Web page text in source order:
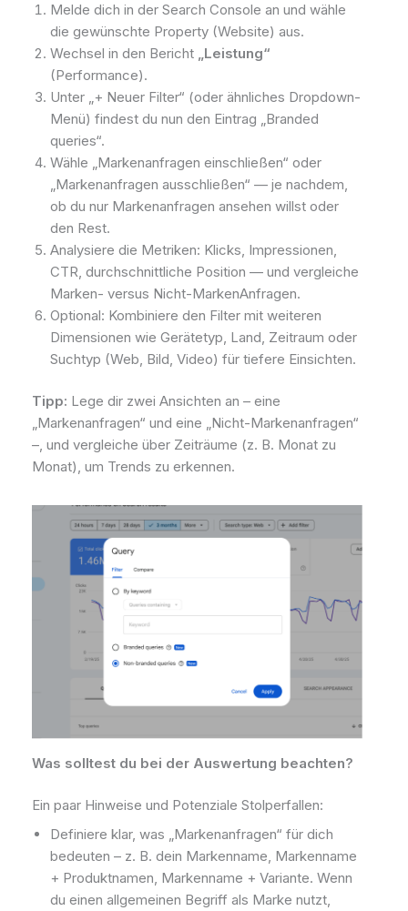
Melde dich in der Search Console an und wähle
die gewünschte Property (Website) aus.
Wechsel in den Bericht „Leistung“
(Performance).
Unter „+ Neuer Filter“ (oder ähnliches Dropdown-
Menü) findest du nun den Eintrag „Branded
queries“.
Wähle „Markenanfragen einschließen“ oder
„Markenanfragen ausschließen“ — je nachdem,
ob du nur Marken­anfragen ansehen willst oder
den Rest.
Analysiere die Metriken: Klicks, Impressionen,
CTR, durchschnittliche Position — und vergleiche
Marken- versus Nicht-Marken­Anfragen.
Optional: Kombiniere den Filter mit weiteren
Dimensionen wie Gerätetyp, Land, Zeitraum oder
Suchtyp (Web, Bild, Video) für tiefere Einsichten.
Tipp: Lege dir zwei Ansichten an – eine
„Markenanfragen“ und eine „Nicht-Markenanfragen“
–, und vergleiche über Zeiträume (z. B. Monat zu
Monat), um Trends zu erkennen.
Was solltest du bei der Auswertung beachten?
Ein paar Hinweise und Potenziale Stolperfallen:
Definiere klar, was „Markenanfragen“ für dich
bedeuten – z. B. dein Markenname, Markenname
+ Produktnamen, Markenname + Variante. Wenn
du einen allgemeinen Begriff als Marke nutzt,